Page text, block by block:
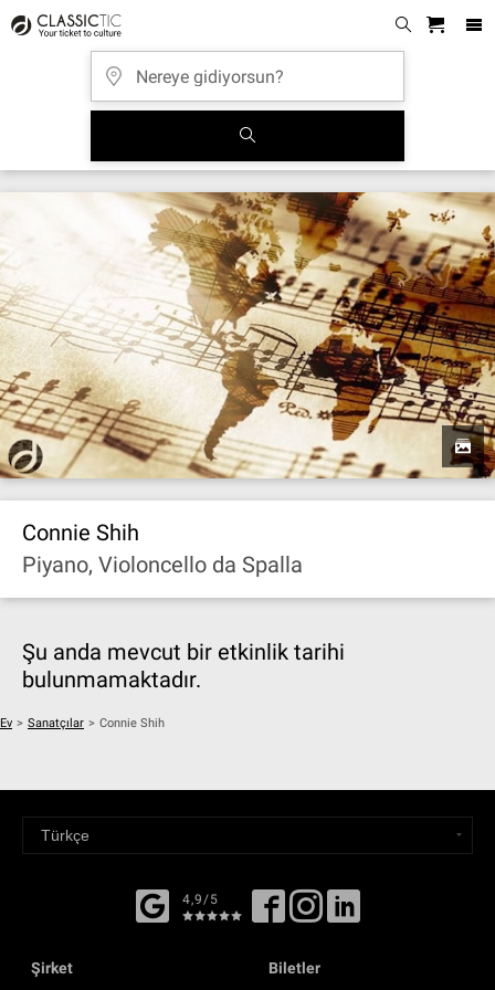
Connie Shih
Piyano, Violoncello da Spalla
Şu anda mevcut bir etkinlik tarihi
bulunmamaktadır.
Ev > Sanatçılar > Connie Shih
4,9/5
Şirket Biletler